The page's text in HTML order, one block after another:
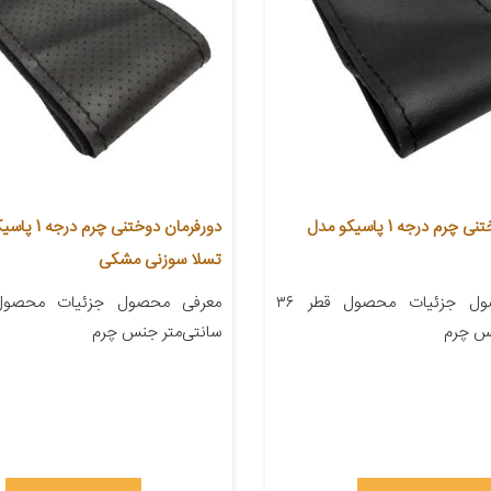
دورفرمان دوختنی چرم درجه 1 پاسیکو مدل
معرفی محصول جزئیات محصول قطر ۳۶
چرم
دورفرمان
تسلا سوزنی مشکی
سانتی‌متر جنس چرم